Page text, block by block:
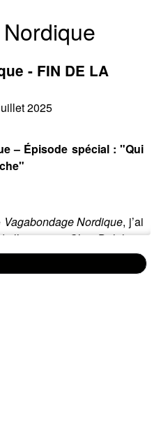
- FIN DE LA
2025
– Épisode spécial : "Qui
Vagabondage Nordique, j’ai
l’interview. C’est Delphine
pour vous permettre,
à vous qui découvrez ce